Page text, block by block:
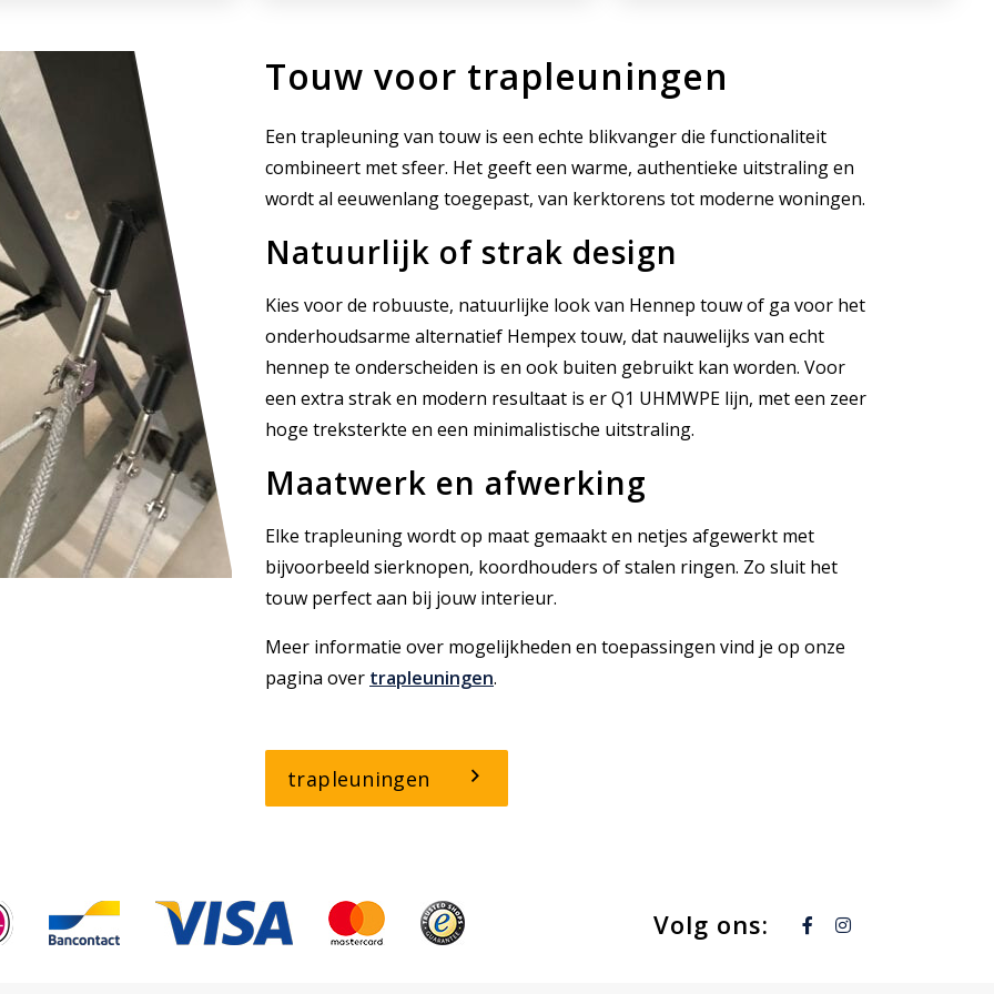
ringen
op
maat
Touw voor trapleuningen
Een trapleuning van touw is een echte blikvanger die functionaliteit
combineert met sfeer. Het geeft een warme, authentieke uitstraling en
wordt al eeuwenlang toegepast, van kerktorens tot moderne woningen.
Natuurlijk of strak design
Kies voor de robuuste, natuurlijke look van Hennep touw of ga voor het
onderhoudsarme alternatief Hempex touw, dat nauwelijks van echt
hennep te onderscheiden is en ook buiten gebruikt kan worden. Voor
een extra strak en modern resultaat is er Q1 UHMWPE lijn, met een zeer
hoge treksterkte en een minimalistische uitstraling.
Maatwerk en afwerking
Elke trapleuning wordt op maat gemaakt en netjes afgewerkt met
bijvoorbeeld sierknopen, koordhouders of stalen ringen. Zo sluit het
touw perfect aan bij jouw interieur.
Meer informatie over mogelijkheden en toepassingen vind je op onze
pagina over trapleuningen.
trapleuningen
Volg ons: